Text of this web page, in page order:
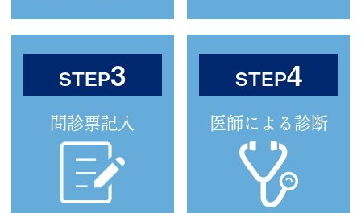
ください。
STEP3
問診票記入
STEP4
医師による診断